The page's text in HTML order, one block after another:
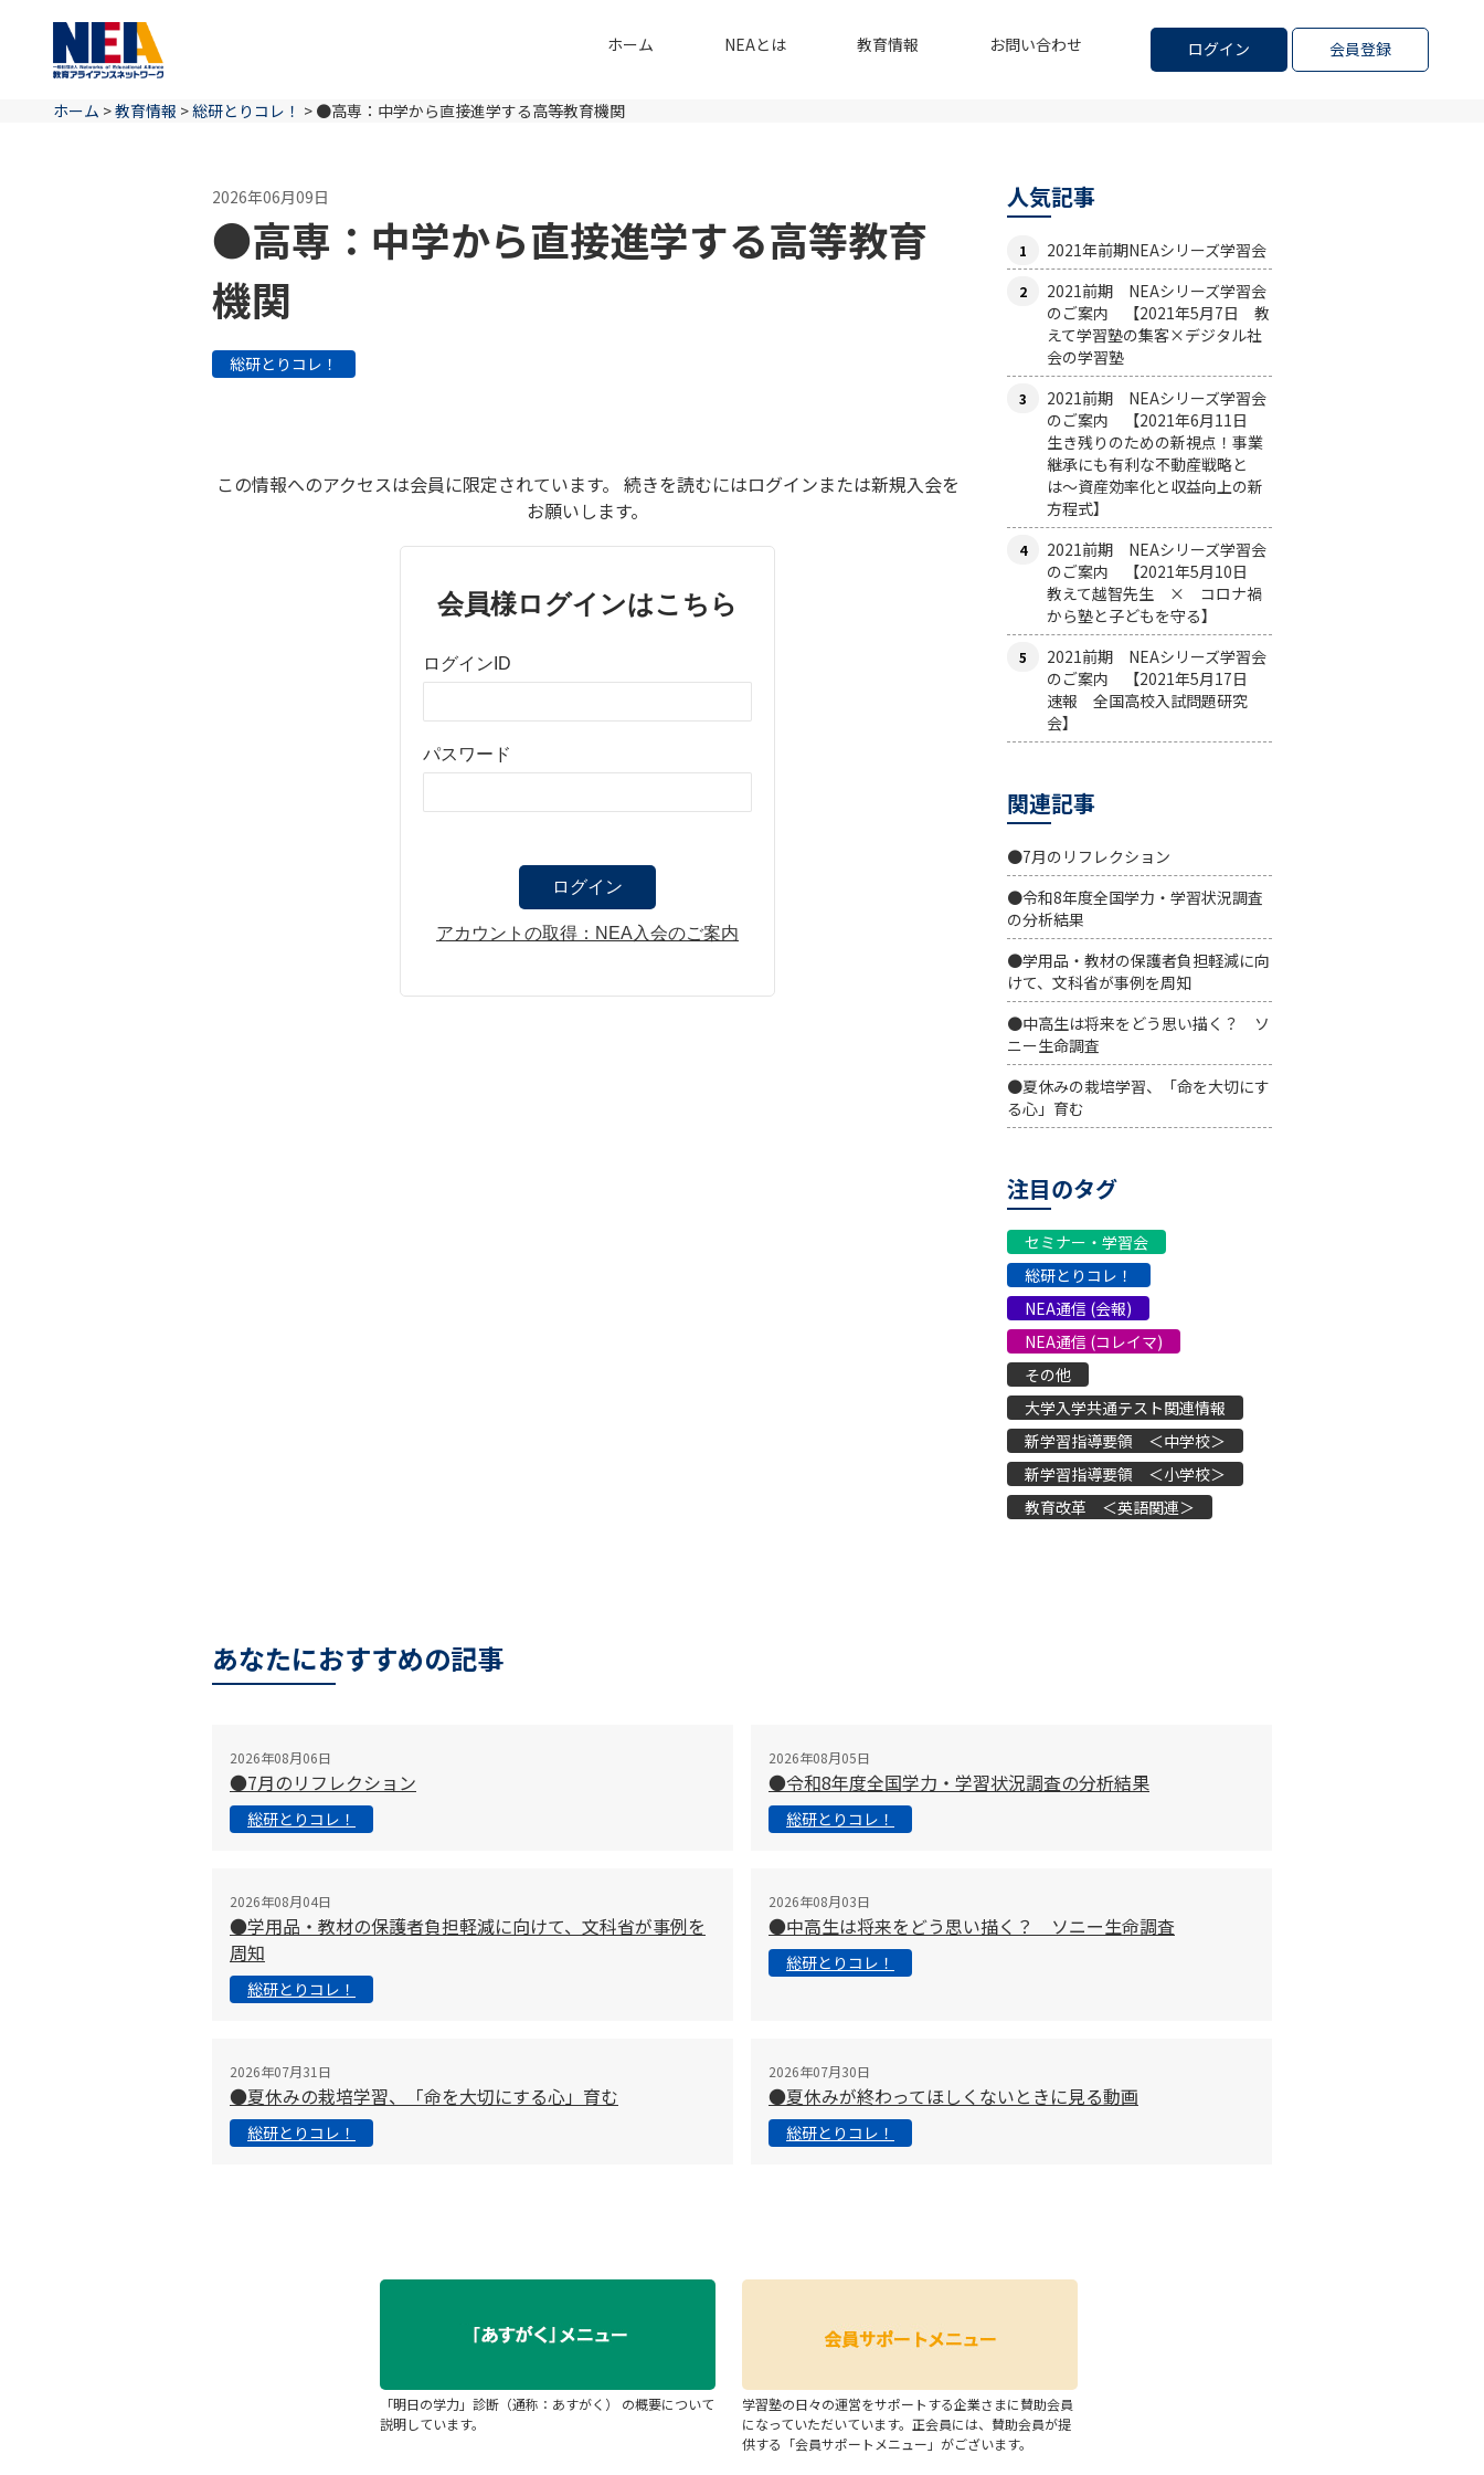
ログイン 会員登録
ホーム NEAとは 教育情報 お問い合わせ
ホーム >教育情報 >総研とりコレ！ > ●高専：中学から直接進学する高等教育機関
2026年06月09日
●高専：中学から直接進学する高等教育
機関
総研とりコレ！
この情報へのアクセスは会員に限定されています。 続きを読むにはログインまたは新規入会を
お願いします。
会員様ログインはこちら
ログインID
パスワード
アカウントの取得：NEA入会のご案内
人気記事
2021年前期NEAシリーズ学習会
2021前期 NEAシリーズ学習会
のご案内 【2021年5月7日 教
えて学習塾の集客×デジタル社
会の学習塾
2021前期 NEAシリーズ学習会
のご案内 【2021年6月11日
生き残りのための新視点！事業
継承にも有利な不動産戦略と
は〜資産効率化と収益向上の新
方程式】
2021前期 NEAシリーズ学習会
のご案内 【2021年5月10日
教えて越智先生 × コロナ禍
から塾と子どもを守る】
2021前期 NEAシリーズ学習会
のご案内 【2021年5月17日
速報 全国高校入試問題研究
会】
関連記事
●7月のリフレクション
●令和8年度全国学力・学習状況調査
の分析結果
●学用品・教材の保護者負担軽減に向
けて、文科省が事例を周知
●中高生は将来をどう思い描く？ ソ
ニー生命調査
●夏休みの栽培学習、「命を大切にす
る心」育む
注目のタグ
セミナー・学習会
総研とりコレ！
NEA通信 (会報)
NEA通信 (コレイマ)
その他
大学入学共通テスト関連情報
新学習指導要領 ＜中学校＞
新学習指導要領 ＜小学校＞
教育改革 ＜英語関連＞
あなたにおすすめの記事
2026年08月06日
●7月のリフレクション
総研とりコレ！
2026年08月05日
●令和8年度全国学力・学習状況調査の分析結果
総研とりコレ！
2026年08月04日
●学用品・教材の保護者負担軽減に向けて、文科省が事例を
周知
総研とりコレ！
2026年08月03日
●中高生は将来をどう思い描く？ ソニー生命調査
総研とりコレ！
2026年07月31日
●夏休みの栽培学習、「命を大切にする心」育む
総研とりコレ！
2026年07月30日
●夏休みが終わってほしくないときに見る動画
総研とりコレ！
「明日の学力」診断（通称：あすがく） の概要について
説明しています。
学習塾の日々の運営をサポートする企業さまに賛助会員
になっていただいています。正会員には、賛助会員が提
供する「会員サポートメニュー」がございます。